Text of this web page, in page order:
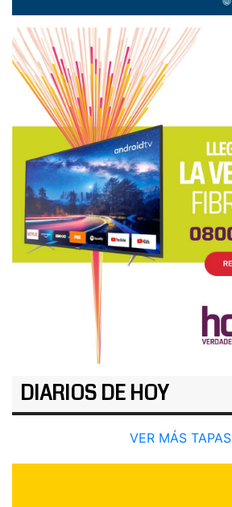
DIARIOS DE HOY
VER MÁS TAPAS